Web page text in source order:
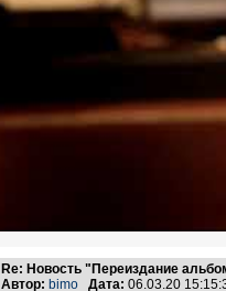
Re: Новость "Переиздание
Автор: bimo Дата: 06.03.20